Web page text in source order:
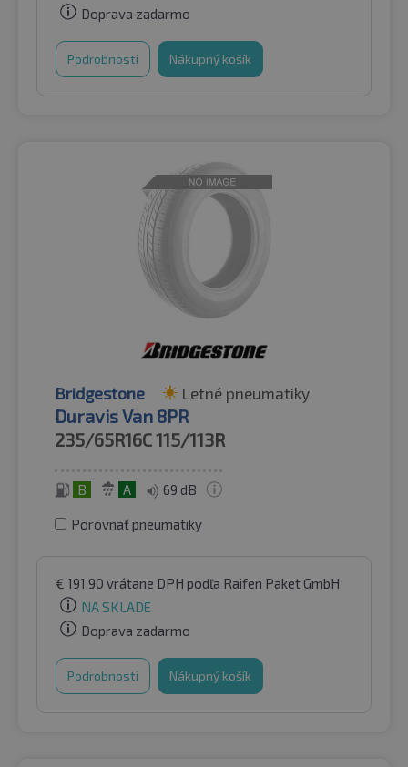
Doprava zadarmo
Podrobnosti Nákupný košík
Bridgestone Letné pneumatiky
Duravis Van 8PR
235/65R16C115/113R
B A 69 dB
Porovnať pneumatiky
€ 191.90 vrátane DPH podľa Raifen Paket GmbH
NA SKLADE
Doprava zadarmo
Podrobnosti Nákupný košík